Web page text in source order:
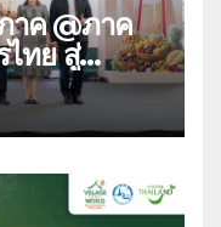
าค @ภาค
ไทย สู่
ม ช้อป
วไทย วัน
นเมือง